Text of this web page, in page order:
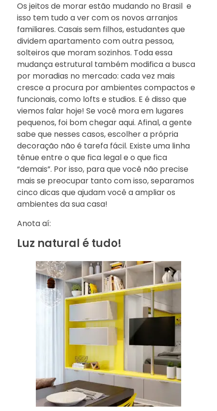
Os jeitos de morar estão mudando no Brasil e
isso tem tudo a ver com os novos arranjos
familiares. Casais sem filhos, estudantes que
dividem apartamento com outra pessoa,
solteiros que moram sozinhos. Toda essa
mudança estrutural também modifica a busca
por moradias no mercado: cada vez mais
cresce a procura por ambientes compactos e
funcionais, como lofts e studios. E é disso que
viemos falar hoje! Se você mora em lugares
pequenos, foi bom chegar aqui. Afinal, a gente
sabe que nesses casos, escolher a própria
decoração não é tarefa fácil. Existe uma linha
tênue entre o que fica legal e o que fica
“demais”. Por isso, para que você não precise
mais se preocupar tanto com isso, separamos
cinco dicas que ajudam você a ampliar os
ambientes da sua casa!
Anota aí:
Luz natural é tudo!